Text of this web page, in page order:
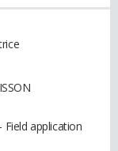
application